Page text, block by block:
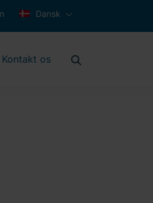
Dansk
Kontakt os